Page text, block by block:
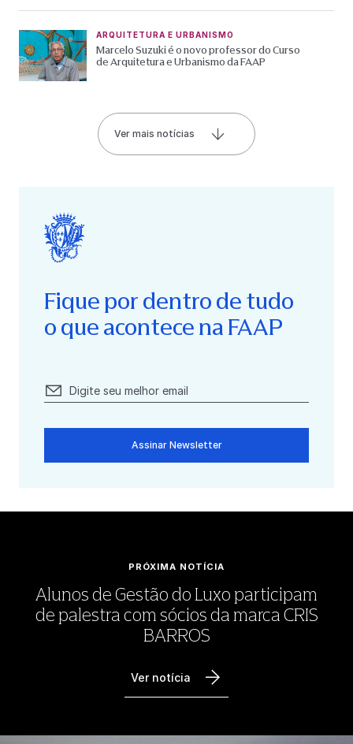
ARQUITETURA E URBANISMO
Marcelo Suzuki é o novo professor do Curso
de Arquitetura e Urbanismo da FAAP
Ver mais notícias
Fique por dentro de tudo
o que acontece na FAAP
Assinar Newsletter
PRÓXIMA NOTÍCIA
Alunos de Gestão do Luxo participam
de palestra com sócios da marca CRIS
BARROS
Ver notícia